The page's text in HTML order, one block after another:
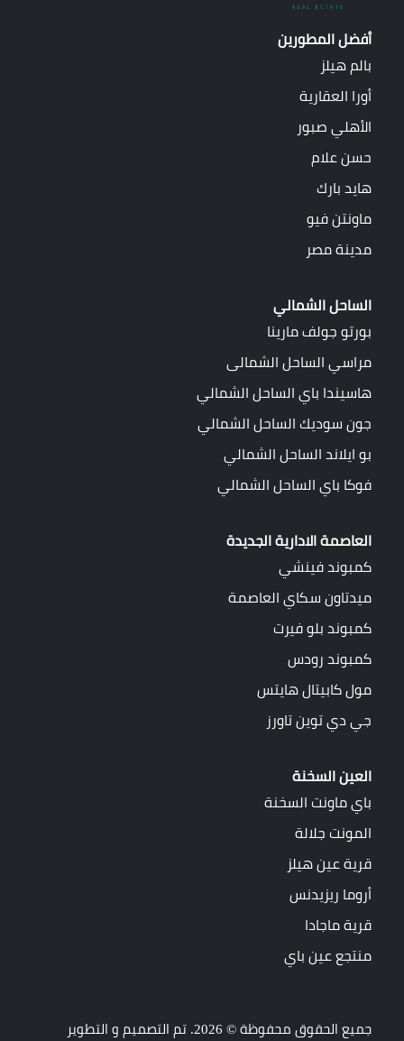
أفضل المطورين
بالم هيلز
أورا العقارية
الأهلي صبور
حسن علام
هايد بارك
ماونتن فيو
مدينة مصر
الساحل الشمالي
بورتو جولف مارينا
مراسي الساحل الشمالى
هاسيندا باي الساحل الشمالي
جون سوديك الساحل الشمالي
بو ايلاند الساحل الشمالي
فوكا باي الساحل الشمالي
العاصمة الادارية الجديدة
كمبوند فينشي
ميدتاون سكاي العاصمة
كمبوند بلو فيرت
كمبوند رودس
مول كابيتال هايتس
جي دي توين تاورز
العين السخنة
باي ماونت السخنة
المونت جلالة
قرية عين هيلز
أروما ريزيدنس
قرية ماجادا
منتجع عين باي
جميع الحقوق محفوظة © 2026. تم التصميم و التطوير